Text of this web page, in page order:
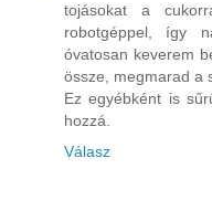
tojásokat a
robotgéppel, így
óvatosan keverem
össze, megmarad a
Ez egyébként is
hozzá.
Válasz